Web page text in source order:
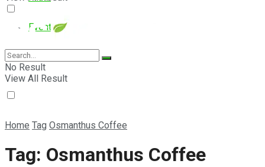
Event
E-Magazine
No Result
View All Result
Home Tag Osmanthus Coffee
Tag: Osmanthus Coffee